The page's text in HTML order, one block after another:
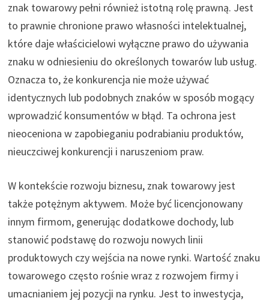
znak towarowy pełni również istotną rolę prawną. Jest
to prawnie chronione prawo własności intelektualnej,
które daje właścicielowi wyłączne prawo do używania
znaku w odniesieniu do określonych towarów lub usług.
Oznacza to, że konkurencja nie może używać
identycznych lub podobnych znaków w sposób mogący
wprowadzić konsumentów w błąd. Ta ochrona jest
nieoceniona w zapobieganiu podrabianiu produktów,
nieuczciwej konkurencji i naruszeniom praw.
W kontekście rozwoju biznesu, znak towarowy jest
także potężnym aktywem. Może być licencjonowany
innym firmom, generując dodatkowe dochody, lub
stanowić podstawę do rozwoju nowych linii
produktowych czy wejścia na nowe rynki. Wartość znaku
towarowego często rośnie wraz z rozwojem firmy i
umacnianiem jej pozycji na rynku. Jest to inwestycja,